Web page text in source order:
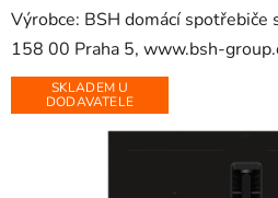
Výrobce: BSH domácí spotřebiče
158 00 Praha 5, www.bsh-
SKLADEM U
DODAVATELE